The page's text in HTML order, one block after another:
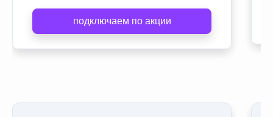
подключаем по акции